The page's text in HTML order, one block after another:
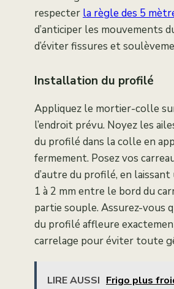
respecter la règle des 5
d’anticiper les mouvements
d’éviter fissures et
Installation du profilé
Appliquez le mortier-colle
l’endroit prévu. Noyez les
du profilé dans la colle en
fermement. Posez vos
d’autre du profilé, en laissant
1 à 2 mm entre le bord du
partie souple. Assurez-vous
du profilé affleure
carrelage pour éviter toute
LIRE AUSSI Frigo plus